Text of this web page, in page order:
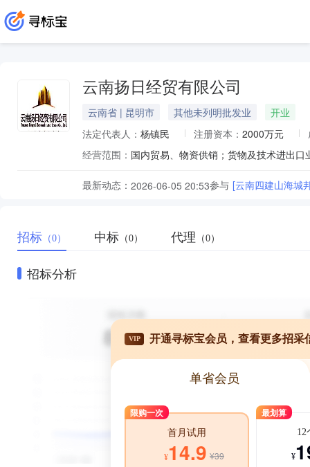
云南扬日经贸有限公司
云南省 | 昆明市 其他未列明批发业
开业
法定代表人： 杨镇民 注册资本： 2000万元
经营范围： 国内贸易、物资供销；货物及技术进出
最新动态： 2026-06-05 20:53参与 [云南四建山海城
招标 （0） 中标 （0） 代理 （0）
招标分析
VIP 开通寻标宝会员，查看更多招采
单省会员
限购一次
首月试用
¥14.9 ¥39
最划算
12
¥